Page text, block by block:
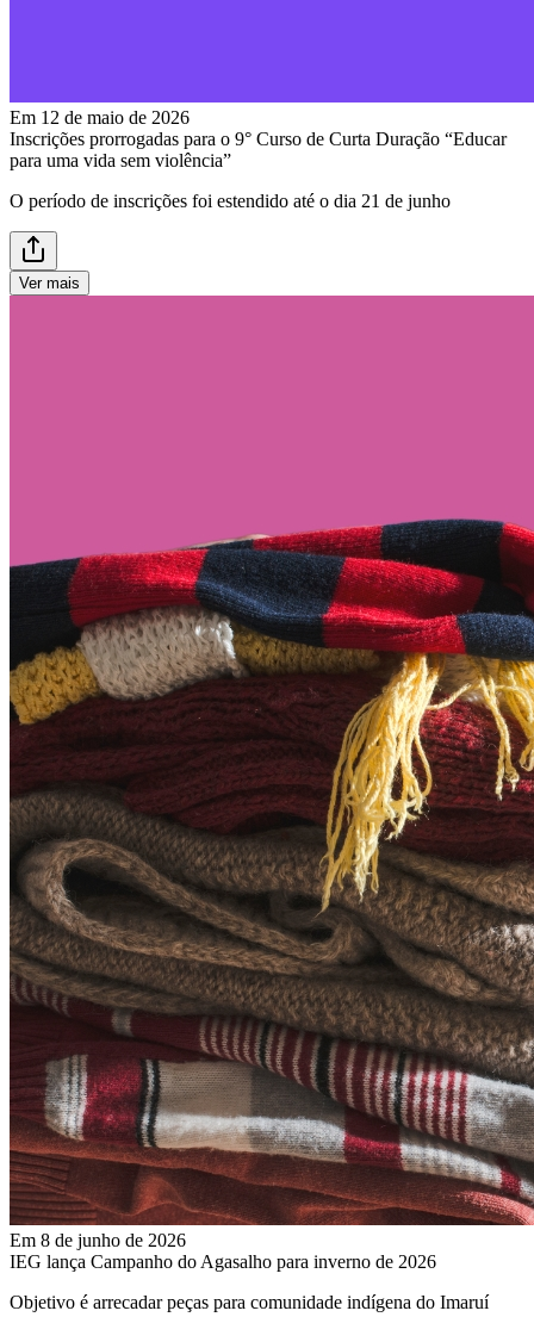
Em 12 de maio de 2026
Inscrições prorrogadas para o 9° Curso de Curta Duração “Educar
para uma vida sem violência”
O período de inscrições foi estendido até o dia 21 de junho
Ver mais
Em 8 de junho de 2026
IEG lança Campanho do Agasalho para inverno de 2026
Objetivo é arrecadar peças para comunidade indígena do Imaruí